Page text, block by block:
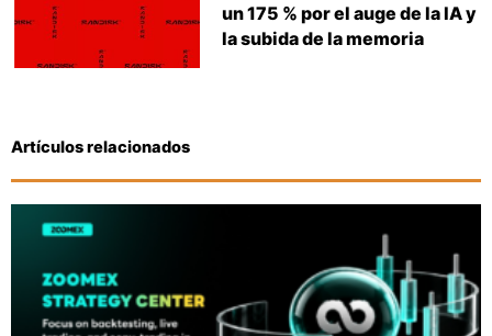
un 175 % por el auge de la IA y
la subida de la memoria
Artículos relacionados